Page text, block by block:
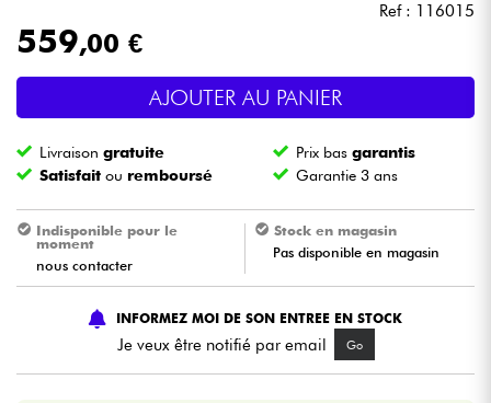
Sono
Batteries & Percu
Vents
Eveil Musical
Ref : 116015
559,00 €
AJOUTER AU PANIER
Livraisongratuite Prix basgarantis
Satisfait ou remboursé Garantie 3 ans
Indisponible pour le
moment
nous contacter
Stock en magasin
Pas disponible en magasin
INFORMEZ MOI DE SON ENTREE EN STOCK
Je veux être notifié par email Go